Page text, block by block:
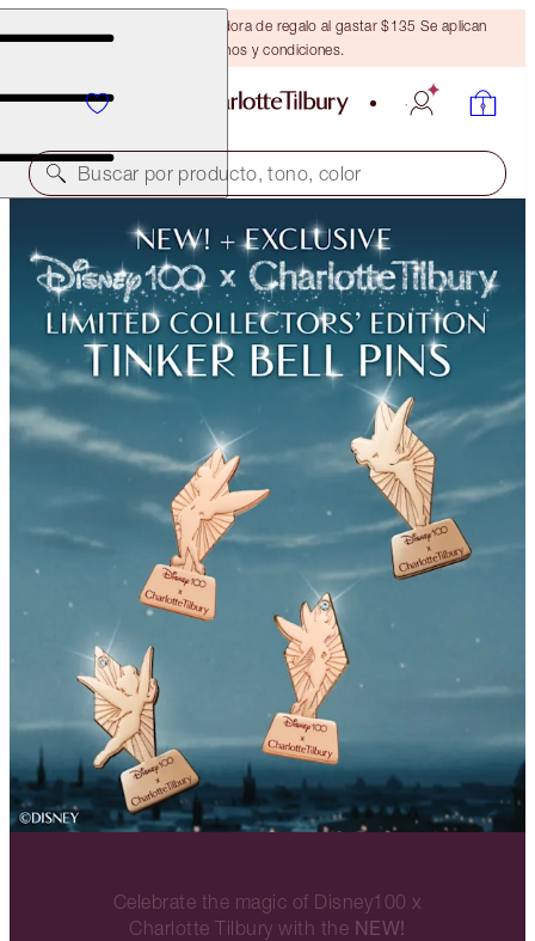
Obtén una brocha bronceadora de regalo al gastar $135 Se aplican
términos y condiciones.
Buscar por producto, tono, color
Celebrate the magic of Disney100 x
Charlotte Tilbury with the NEW!